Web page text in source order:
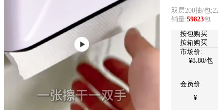
100%原生木浆
双层200抽/包
销量:59823包
按包购买
按箱购买
市场价:
¥8.80/包
会员价:
¥